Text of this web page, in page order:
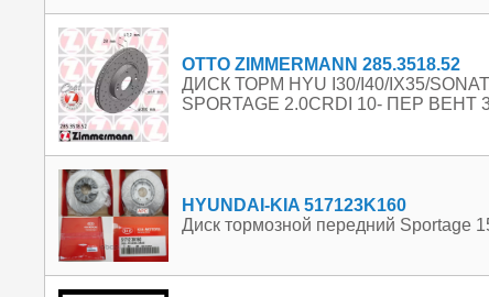
OTTO ZIMMERMANN 285.3518.52
ДИСК ТОРМ HYU I30/I40/IX35/
SPORTAGE 2.0CRDI 10- ПЕР ВЕНТ
HYUNDAI-KIA 517123K160
Диск тормозной передний Sportage